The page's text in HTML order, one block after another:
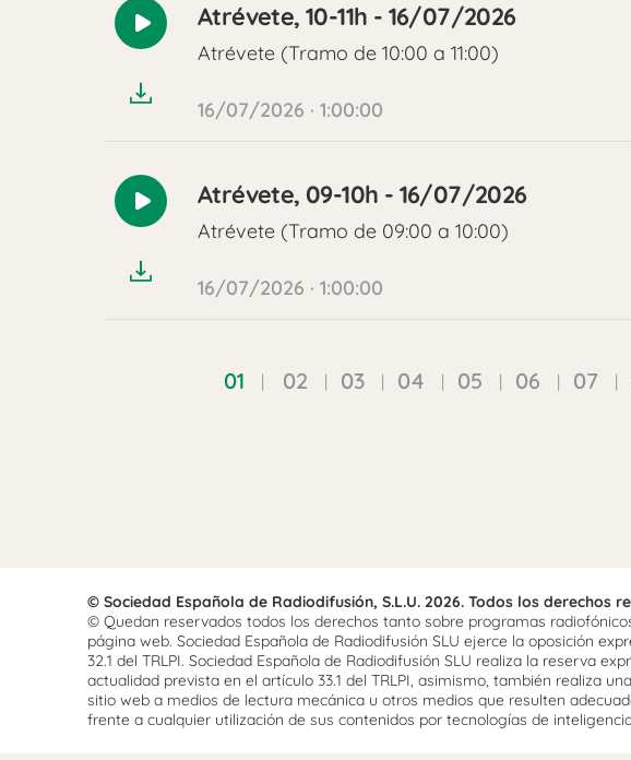
Reproducir
Atrévete, 10-11h - 16/07/2026
Atrévete (Tramo de 10:00 a 11:00)
16/07/2026 · 1:00:00
Reproducir
Atrévete, 09-10h - 16/07/2026
Atrévete (Tramo de 09:00 a 10:00)
16/07/2026 · 1:00:00
01 02 03 04 05 06 07
© Sociedad Española de Radiodifusión, S.L.U. 2026. Todos los derechos
© Quedan reservados todos los derechos tanto sobre programas
página web. Sociedad Española de Radiodifusión SLU ejerce la oposición
32.1 del TRLPI. Sociedad Española de Radiodifusión SLU realiza la reserva
actualidad prevista en el artículo 33.1 del TRLPI, asimismo, también realiza
sitio web a medios de lectura mecánica u otros medios que resulten
frente a cualquier utilización de sus contenidos por tecnologías de